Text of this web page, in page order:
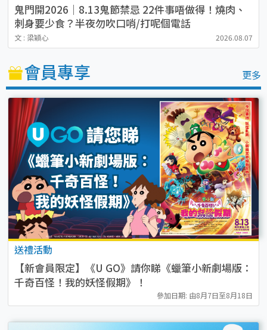
鬼門開2026｜8.13鬼節禁忌 22件事唔做得！燒肉、
刺身要少食？半夜勿吹口哨/打呢個電話
文 : 梁穎心 2026.08.07
會員專享 更多
送禮活動
【新會員限定】《U GO》請你睇《蠟筆小新劇場版：
千奇百怪！我的妖怪假期》！
參加日期: 由8月7日至8月18日